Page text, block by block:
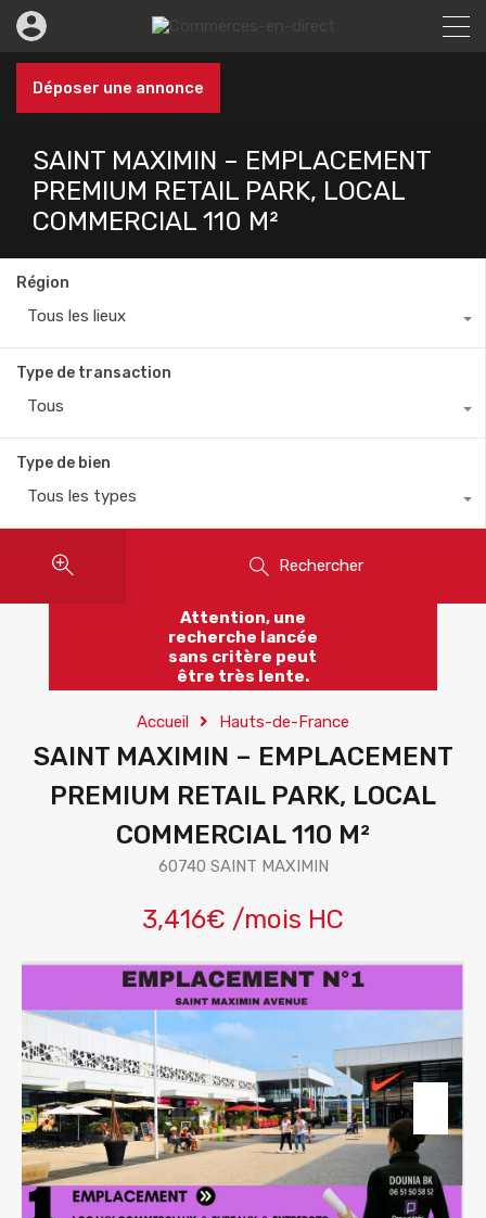
Déposer une annonce
SAINT MAXIMIN – EMPLACEMENT
PREMIUM RETAIL PARK, LOCAL
COMMERCIAL 110 M²
Région
Tous les lieux
Type de transaction
Tous
Type de bien
Tous les types
Rechercher
Attention, une
recherche lancée
sans critère peut
être très lente.
Accueil Hauts-de-France
SAINT MAXIMIN – EMPLACEMENT
PREMIUM RETAIL PARK, LOCAL
COMMERCIAL 110 M²
60740 SAINT MAXIMIN
3,416€ /mois HC